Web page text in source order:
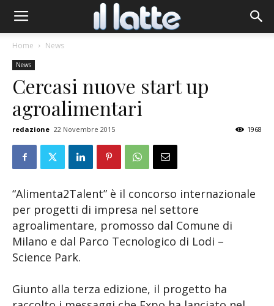
Home News
News
Cercasi nuove start up
agroalimentari
redazione 22 Novembre 2015 1968
“Alimenta2Talent” è il concorso internazionale
per progetti di impresa nel settore
agroalimentare, promosso dal Comune di
Milano e dal Parco Tecnologico di Lodi –
Science Park.
Giunto alla terza edizione, il progetto ha